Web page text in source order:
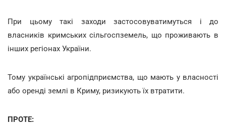
При цьому такі заходи застосовуватимуться і до
власників кримських сільгоспземель, що проживають в
інших регіонах України.
Тому українські агропідприємства, що мають у власності
або оренді землі в Криму, ризикують їх втратити.
ПРОТЕ: